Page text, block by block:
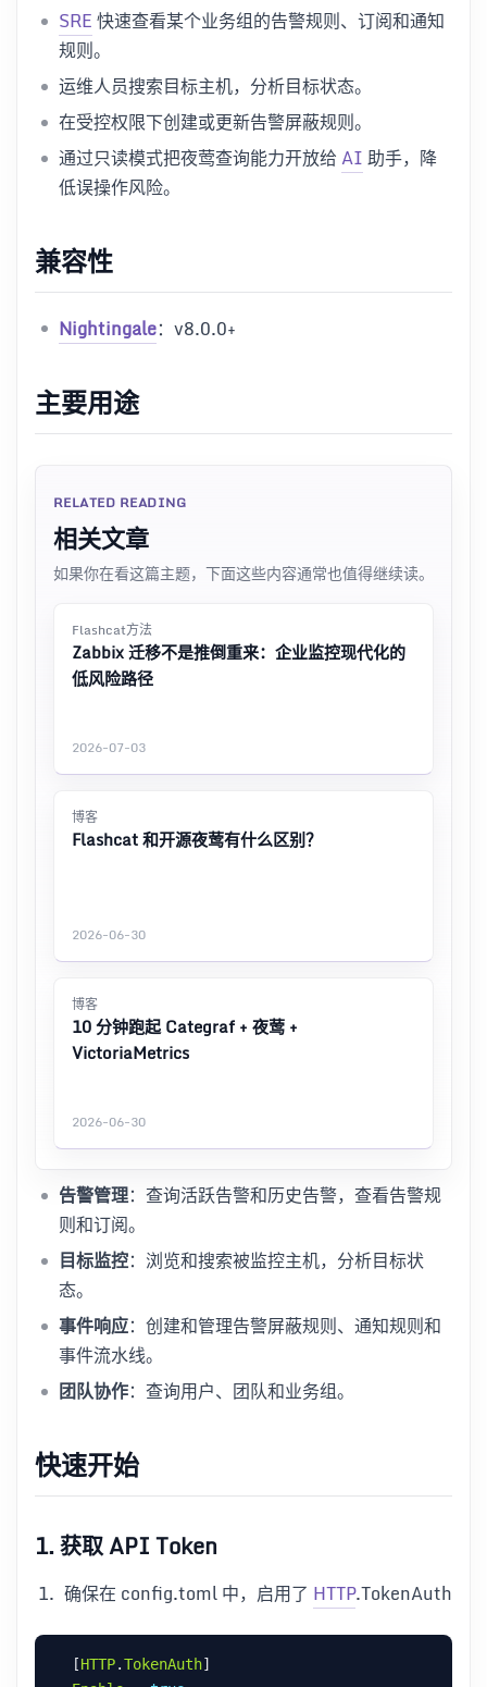
SRE快速查看某个业务组的告警规则、订阅和通知
规则。
运维人员搜索目标主机，分析目标状态。
在受控权限下创建或更新告警屏蔽规则。
通过只读模式把夜莺查询能力开放给AI助手，降
低误操作风险。
兼容性
Nightingale：v8.0.0+
主要用途
RELATED READING
相关文章
如果你在看这篇主题，下面这些内容通常也值得继续读。
Flashcat方法
Zabbix 迁移不是推倒重来：企业监控现代化的
低风险路径
2026-07-03
博客
Flashcat 和开源夜莺有什么区别？
2026-06-30
博客
10 分钟跑起 Categraf + 夜莺 +
VictoriaMetrics
2026-06-30
告警管理：查询活跃告警和历史告警，查看告警规
则和订阅。
目标监控：浏览和搜索被监控主机，分析目标状
态。
事件响应：创建和管理告警屏蔽规则、通知规则和
事件流水线。
团队协作：查询用户、团队和业务组。
快速开始
1. 获取 API Token
确保在 config.toml 中，启用了 HTTP.TokenAuth
  [
HTTP.TokenAuth